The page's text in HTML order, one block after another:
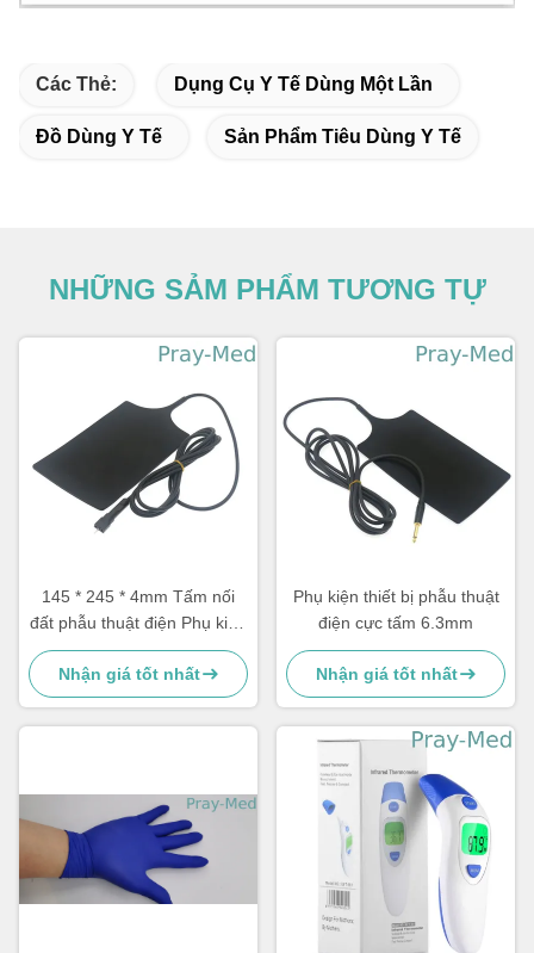
Các Thẻ: Dụng Cụ Y Tế Dùng Một Lần
Đồ Dùng Y Tế Sản Phẩm Tiêu Dùng Y Tế
NHỮNG SẢM PHẨM TƯƠNG TỰ
145 * 245 * 4mm Tấm nối
đất phẫu thuật điện Phụ kiện
có thể tái sử dụng
Nhận giá tốt nhất
Phụ kiện thiết bị phẫu thuật
điện cực tấm 6.3mm
Nhận giá tốt nhất